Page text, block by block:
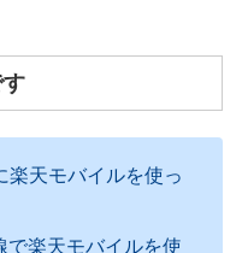
楽天モバイルを使っ
で楽天モバイルを使